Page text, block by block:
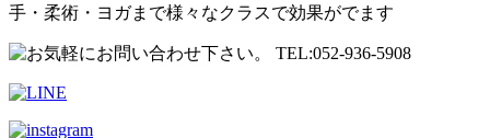
手・柔術・ヨガまで様々なクラスで効果がでます